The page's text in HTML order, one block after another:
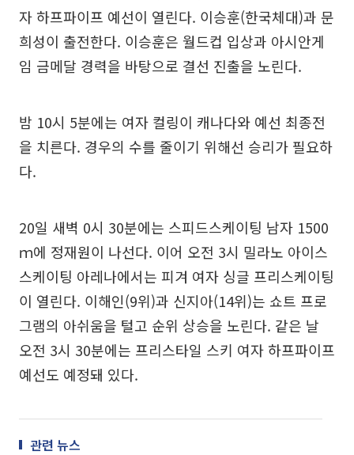
자 하프파이프 예선이 열린다. 이승훈(한국체대)과 문
희성이 출전한다. 이승훈은 월드컵 입상과 아시안게
임 금메달 경력을 바탕으로 결선 진출을 노린다.
밤 10시 5분에는 여자 컬링이 캐나다와 예선 최종전
을 치른다. 경우의 수를 줄이기 위해선 승리가 필요하
다.
20일 새벽 0시 30분에는 스피드스케이팅 남자 1500
ｍ에 정재원이 나선다. 이어 오전 3시 밀라노 아이스
스케이팅 아레나에서는 피겨 여자 싱글 프리스케이팅
이 열린다. 이해인(9위)과 신지아(14위)는 쇼트 프로
그램의 아쉬움을 털고 순위 상승을 노린다. 같은 날
오전 3시 30분에는 프리스타일 스키 여자 하프파이프
예선도 예정돼 있다.
관련 뉴스